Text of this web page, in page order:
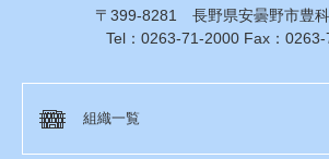
〒399-8281 長野県安曇野市豊
Tel：0263-71-2000 Fax：
組織一覧